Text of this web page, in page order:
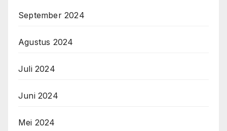
September 2024
Agustus 2024
Juli 2024
Juni 2024
Mei 2024